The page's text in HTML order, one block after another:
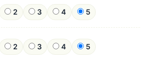
2 3 4 5
2 3 4 5